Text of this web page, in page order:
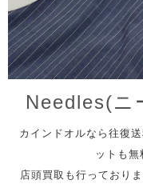
Needles(ニ
カインドオルなら往復
ットも無
店頭買取も行っており